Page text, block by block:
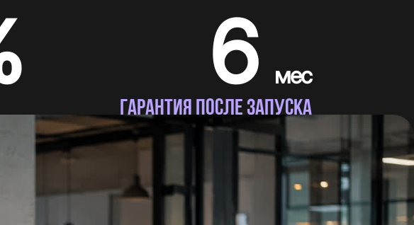
нас
6 мес
ГАРАНТИЯ ПОСЛЕ ЗАПУСКА
Гарантируем работу вашего проекта после
сдачи прописываем в договоре